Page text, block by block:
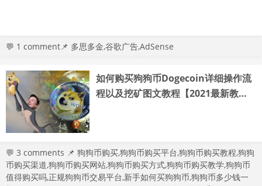
💬 1 comment📌 多思多金,谷歌广告,AdSense
如何购买狗狗币Dogecoin详细操作流
程以及挖矿图文教程【2021最新教
💬 3 comments 📌 狗狗币购买,狗狗币购买平台,狗狗币购买教程,狗狗
币购买渠道,狗狗币购买网站,狗狗币购买方式,狗狗币购买教学,狗狗币
值得购买吗,正规狗狗币交易平台,新手如何买狗狗币,狗狗币多少钱一